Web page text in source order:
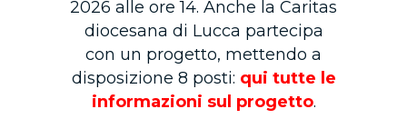
2026 alle ore 14. Anche la Caritas
diocesana di Lucca partecipa
con un progetto, mettendo a
disposizione 8 posti: qui tutte le
informazioni sul progetto.